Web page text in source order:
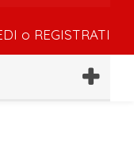
o REGISTRATI